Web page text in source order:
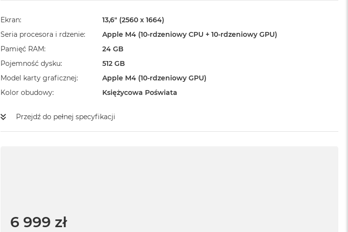
Ekran
13,6" (2560 x 1664)
Seria procesora i rdzenie
Apple M4 (10-rdzeniowy CPU + 10-rdzeniowy GPU)
Pamięć RAM
24 GB
Pojemność dysku
512 GB
Model karty graficznej
Apple M4 (10-rdzeniowy GPU)
Kolor obudowy
Księżycowa Poświata
Przejdź do pełnej specyfikacji
6 999 zł